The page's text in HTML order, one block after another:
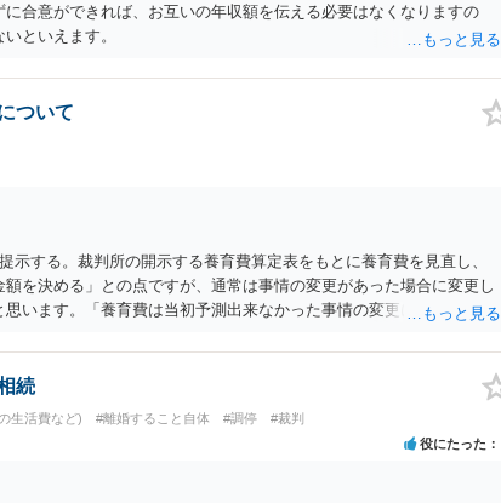
合意ができれば、お互いの年収額を伝える必要はなくなりますの
といえます。
ついて
示する。裁判所の開示する養育費算定表をもとに養育費を見直し、
を決める」との点ですが、通常は事情の変更があった場合に変更し
います。「養育費は当初予測出来なかった事情の変更により双方協
ても養育費の見直しは適宜出来るかと思うのですが違うのでしょう
。養育費は事情の変更があった場合に変更するので毎年見直すこと
続
生活費など) #離婚すること自体 #調停 #裁判
役にたった